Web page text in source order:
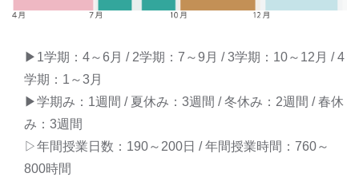
▶1学期：4～6月 / 2学期：7～9月 / 3学期：10～12月 / 4
学期：1～3月
▶学期み：1週間 / 夏休み：3週間 / 冬休み：2週間 / 春休
み：3週間
▷年間授業日数：190～200日 / 年間授業時間：760～
800時間